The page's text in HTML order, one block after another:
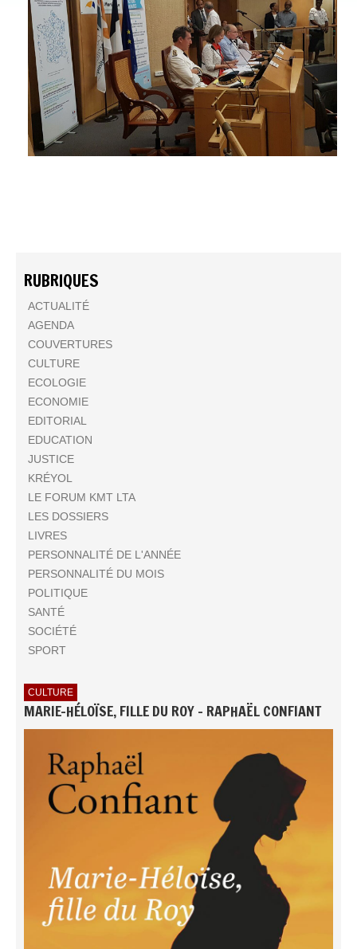
RUBRIQUES
ACTUALITÉ
AGENDA
COUVERTURES
CULTURE
ECOLOGIE
ECONOMIE
EDITORIAL
EDUCATION
JUSTICE
KRÉYOL
LE FORUM KMT LTA
LES DOSSIERS
LIVRES
PERSONNALITÉ DE L'ANNÉE
PERSONNALITÉ DU MOIS
POLITIQUE
SANTÉ
SOCIÉTÉ
SPORT
CULTURE
MARIE-HÉLOÏSE, FILLE DU ROY - RAPHAËL CONFIANT